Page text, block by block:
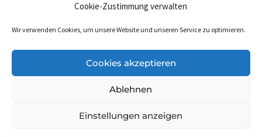
Cookie-Zustimmung verwalten
Wir verwenden Cookies, um unsere Website und unseren Service zu optimieren.
Cookies akzeptieren
Ablehnen
Einstellungen anzeigen
(03523) 53549-29
info@bauhauf.de
BAUHAUF bei Facebook
BAUHAUF bei Instagram
Diese Website benutzt Cookies. Wenn du die Website weiter